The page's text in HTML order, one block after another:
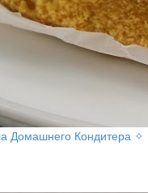
Домашнего Кондитера ✧